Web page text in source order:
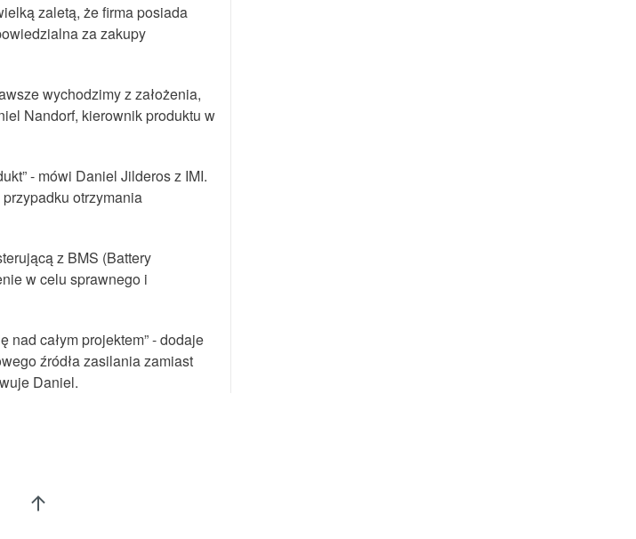
zaletą, że firma posiada
za zakupy
wychodzimy z założenia,
Nandorf, kierownik produktu w
- mówi Daniel Jilderos z IMI.
otrzymania
z BMS (Battery
w celu sprawnego i
nad całym projektem” - dodaje
źródła zasilania zamiast
Daniel.